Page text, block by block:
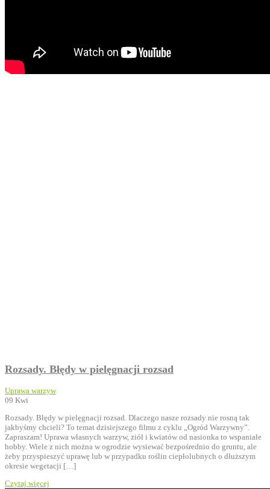
Rozsady. Błędy w pielęgnacji rozsad
Uprawa warzyw
09 Kwi
Rozsady. Błędy w pielęgnacji rozsad. Dlaczego nasze rozsady nie rosną tak
jakbyśmy chcieli? To temat dzisiejszego filmu z cyklu „Ogród Warzywny”.
Zapraszam! Uprawa własnych warzyw, ziół i kwiatów od nasionka to wspaniałe
hobby. Wiele z nich można w ogrodzie wysiewać bezpośrednio do gruntu, ale
żeby przyspieszyć uprawę lub w przypadku roślin ciepłolubnych o dłuższym
okresie wegetacji […]
Czytaj więcej